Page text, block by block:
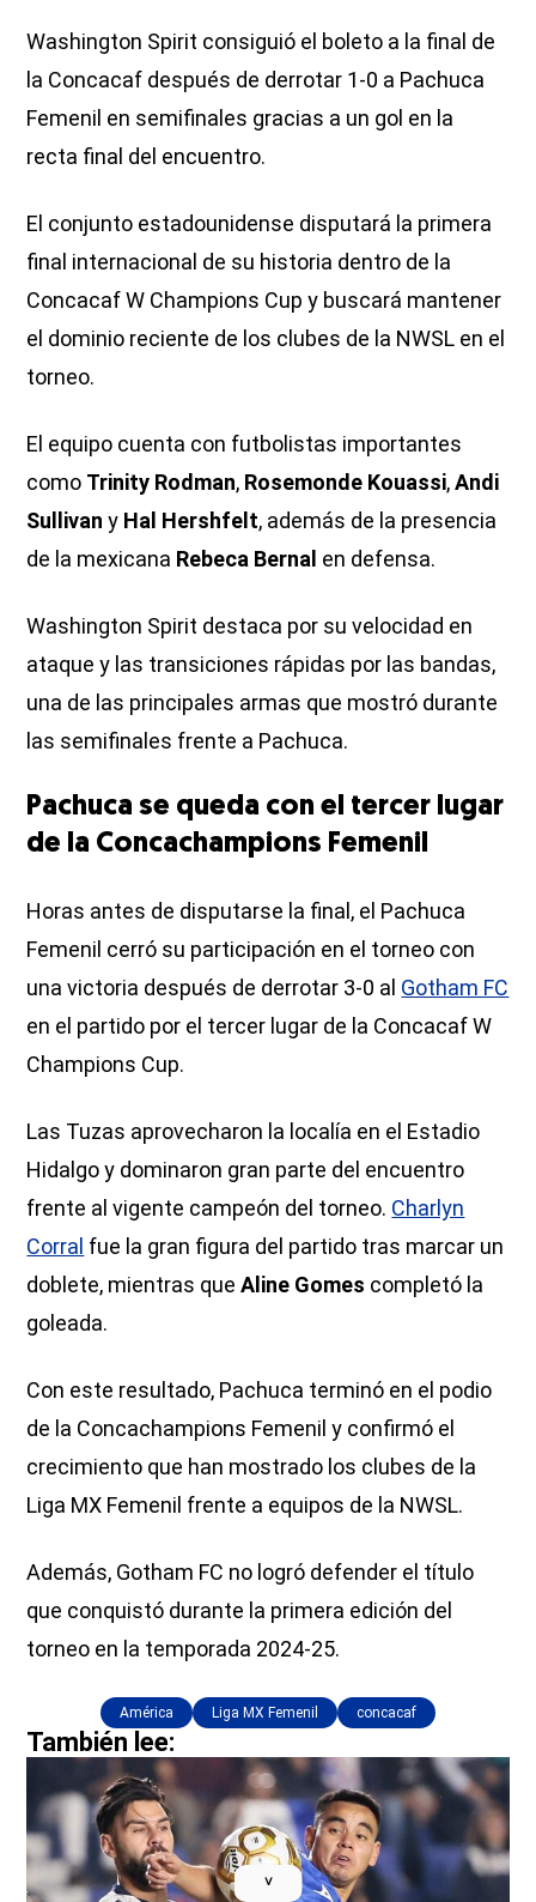
Washington Spirit consiguió el boleto a la final de
la Concacaf después de derrotar 1-0 a Pachuca
Femenil en semifinales gracias a un gol en la
recta final del encuentro.
El conjunto estadounidense disputará la primera
final internacional de su historia dentro de la
Concacaf W Champions Cup y buscará mantener
el dominio reciente de los clubes de la NWSL en el
torneo.
El equipo cuenta con futbolistas importantes
como Trinity Rodman, Rosemonde Kouassi,Andi
Sullivany Hal Hershfelt, además de la presencia
de la mexicana Rebeca Bernal en defensa.
Washington Spirit destaca por su velocidad en
ataque y las transiciones rápidas por las bandas,
una de las principales armas que mostró durante
las semifinales frente a Pachuca.
Pachuca se queda con el tercer lugar
de la Concachampions Femenil
Horas antes de disputarse la final, el Pachuca
Femenil cerró su participación en el torneo con
una victoria después de derrotar 3-0 al Gotham FC
en el partido por el tercer lugar de la Concacaf W
Champions Cup.
Las Tuzas aprovecharon la localía en el Estadio
Hidalgo y dominaron gran parte del encuentro
frente al vigente campeón del torneo. Charlyn
Corral fue la gran figura del partido tras marcar un
doblete, mientras queAline Gomes completó la
goleada.
Con este resultado, Pachuca terminó en el podio
de la Concachampions Femenil y confirmó el
crecimiento que han mostrado los clubes de la
Liga MX Femenil frente a equipos de la NWSL.
Además, Gotham FC no logró defender el título
que conquistó durante la primera edición del
torneo en la temporada 2024-25.
América Liga MX Femenil concacaf
También lee:
˅